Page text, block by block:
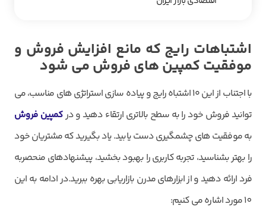
اشتباهات رایج که مانع افزایش فروش و
موفقیت کمپین های فروش می شود
با اجتناب از این ۱۰ اشتباه رایج و پیاده سازی استراتژی های مناسب، می
توانید فروش خود را به سطح بالاتری ارتقاء دهید و درکمپین فروش
به موفقیت های چشمگیری دست یابید. یاد بگیرید که مشتریان خود
را بهتر بشناسید، تجربه کاربری را بهبود بخشید، پیشنهادهای منحصربه
فرد ارائه دهید و از ابزارهای مدرن بازاریابی بهره ببرید.در ادامه به این
10 مورد اشاره می کنیم: